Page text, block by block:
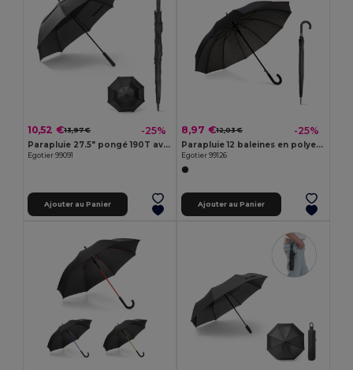
10,52 €13,97 € -25%
Parapluie 27.5" pongé 190T avec ouverture automatique
Egotier 99091
Ajouter au Panier
8,97 €12,03 € -25%
Parapluie 12 baleines en polyester 190T avec ouverture automatique
Egotier 99126
Ajouter au Panier